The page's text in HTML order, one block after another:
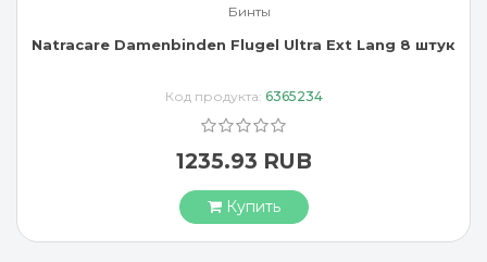
Бинты
Natracare Damenbinden Flugel Ultra Ext Lang 8 штук
Код продукта: 6365234
1235.93 RUB
Купить